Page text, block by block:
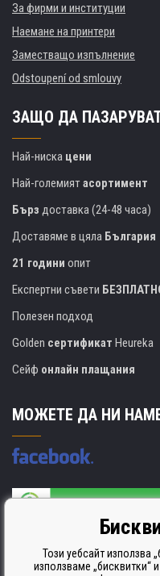
За фирми и институции
Наемане на принтери
Заместващо изпълнение
Odstoupení od smlouvy
ЗАЩО ДА
Най-ниска цени
Най-големиятасортимент
Бърз доставка (24-48 часа)
Доставяме в цяла България
21 години опит
Експертни съвети
Полезен подход
Golden сертификат Heureka
Сейф онлайн плащания
МОЖЕТЕ ДА НИ
Производителят на касети е
ISO 9001. ISO 14001 и STMC.
Този уебсайт използва
използваме „бисквитки“